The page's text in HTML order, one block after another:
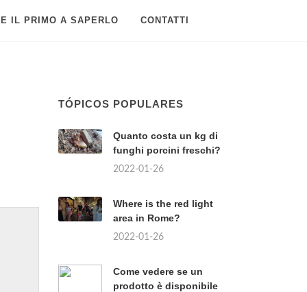
IL PRIMO A SAPERLO CONTATTI
TÓPICOS POPULARES
Quanto costa un kg di
funghi porcini freschi?
2022-01-26
Where is the red light
area in Rome?
2022-01-26
Come vedere se un
prodotto è disponibile